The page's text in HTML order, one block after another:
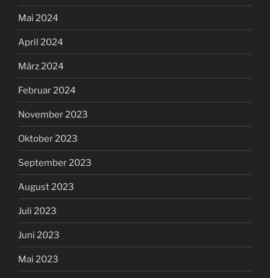
Mai 2024
April 2024
März 2024
Februar 2024
November 2023
Oktober 2023
September 2023
August 2023
Juli 2023
Juni 2023
Mai 2023